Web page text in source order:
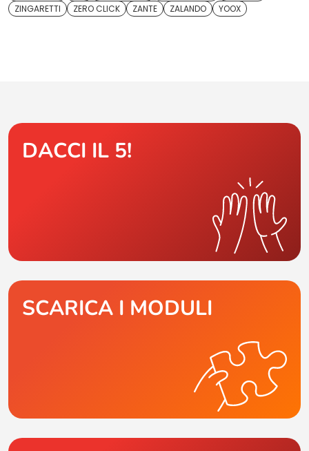
ZINGARETTI
ZERO CLICK ZANTE ZALANDO YOOX
DACCI IL 5!
SCARICA I MODULI